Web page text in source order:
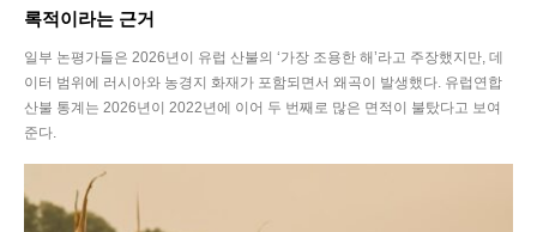
록적이라는 근거
일부 논평가들은 2026년이 유럽 산불의 ‘가장 조용한 해’라고 주장했지만, 데
이터 범위에 러시아와 농경지 화재가 포함되면서 왜곡이 발생했다. 유럽연합
산불 통계는 2026년이 2022년에 이어 두 번째로 많은 면적이 불탔다고 보여
준다.